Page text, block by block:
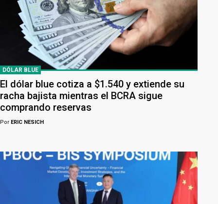
DÓLAR BLUE
El dólar blue cotiza a $1.540 y extiende su
racha bajista mientras el BCRA sigue
comprando reservas
Por ERIC NESICH